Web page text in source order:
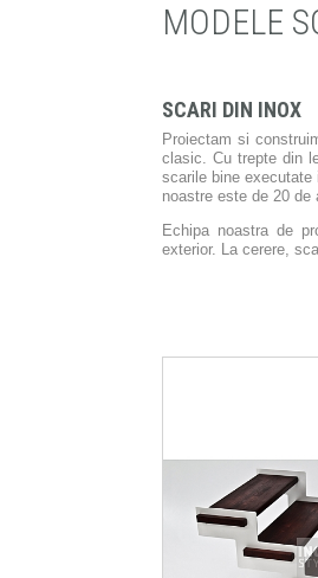
MODELE
SCARI DIN INOX
Proiectam si
clasic. Cu trepte din
scarile bine
noastre este de 20 de
Echipa noastra de
exterior. La cerere,